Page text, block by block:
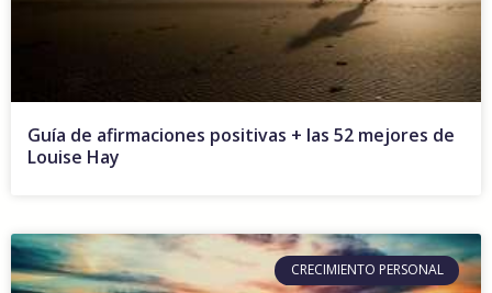
Guía de afirmaciones positivas + las 52 mejores de
Louise Hay
CRECIMIENTO PERSONAL